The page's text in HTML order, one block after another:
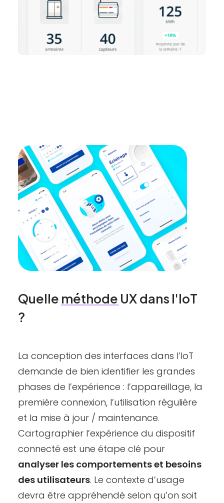
Quelle méthode UXdans l'IoT
?
La conception des interfaces dans l’IoT
demande de bien identifier les grandes
phases de l’expérience : l’appareillage, la
première connexion, l’utilisation régulière
et la mise à jour / maintenance.
Cartographier l’expérience du dispositif
connecté est une étape clé pour
analyser les comportements et besoins
des utilisateurs. Le contexte d’usage
devra être appréhendé selon qu’on soit